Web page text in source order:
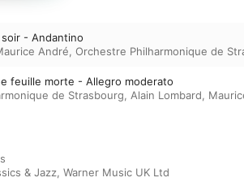
- Andantino
André, Orchestre Philharmonique de
feuille morte - Allegro moderato
de Strasbourg, Alain Lombard,
& Jazz, Warner Music UK Ltd